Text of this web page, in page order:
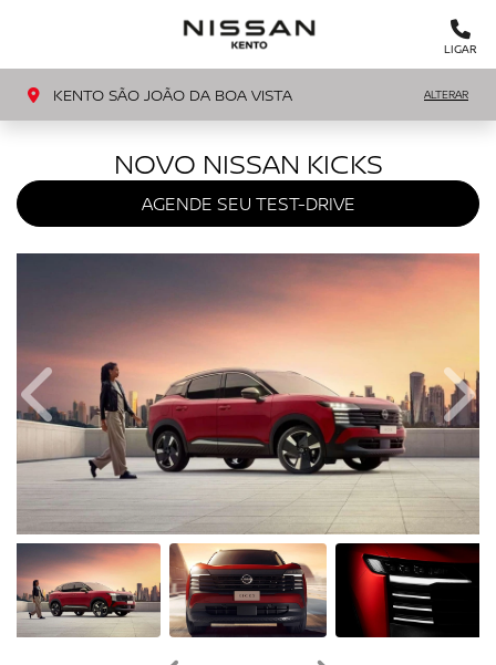
LIGAR
KENTO SÃO JOÃO DA BOA VISTA ALTERAR
NOVO NISSAN KICKS
AGENDE SEU TEST-DRIVE
Anterior